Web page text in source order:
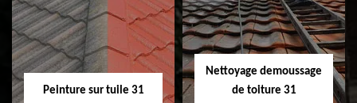
ravalement de
façade 31
Peinture sur tuile 31
Nettoyage demoussage
de toiture 31